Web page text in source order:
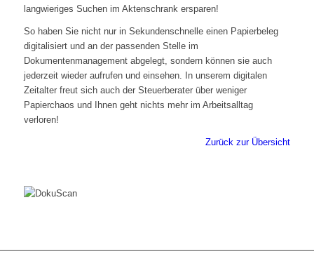
langwieriges Suchen im Aktenschrank ersparen!
So haben Sie nicht nur in Sekundenschnelle einen Papierbeleg
digitalisiert und an der passenden Stelle im
Dokumentenmanagement abgelegt, sondern können sie auch
jederzeit wieder aufrufen und einsehen. In unserem digitalen
Zeitalter freut sich auch der Steuerberater über weniger
Papierchaos und Ihnen geht nichts mehr im Arbeitsalltag
verloren!
Zurück zur Übersicht